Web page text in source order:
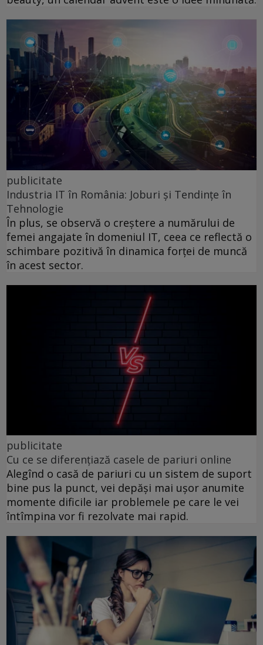
publicitate
Industria IT în România: Joburi și Tendințe în
Tehnologie
În plus, se observă o creștere a numărului de
femei angajate în domeniul IT, ceea ce reflectă o
schimbare pozitivă în dinamica forței de muncă
în acest sector.
publicitate
Cu ce se diferențiază casele de pariuri online
Alegînd o casă de pariuri cu un sistem de suport
bine pus la punct, vei depăși mai ușor anumite
momente dificile iar problemele pe care le vei
întîmpina vor fi rezolvate mai rapid.